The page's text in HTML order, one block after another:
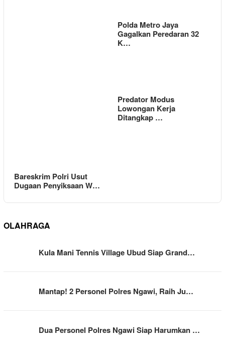
Polda Metro Jaya
Gagalkan Peredaran 32
K…
Bareskrim Polri Usut
Dugaan Penyiksaan W…
Predator Modus
Lowongan Kerja
Ditangkap …
OLAHRAGA
Kula Mani Tennis Village Ubud Siap Grand…
Mantap! 2 Personel Polres Ngawi, Raih Ju…
Dua Personel Polres Ngawi Siap Harumkan …